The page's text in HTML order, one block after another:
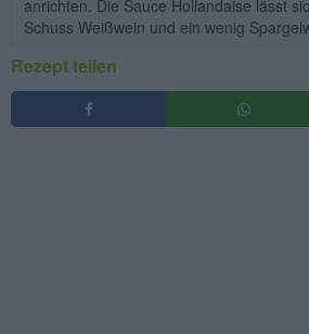
anrichten. Die Sauce Hollandaise lässt
Schuss Weißwein und ein wenig
Rezept teilen